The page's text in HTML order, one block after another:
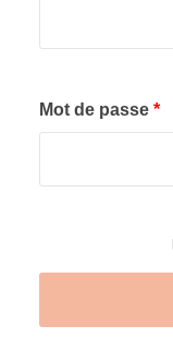
Mot de passe